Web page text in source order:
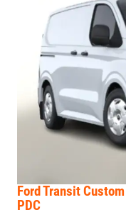
Ford Transit Custom
PDC